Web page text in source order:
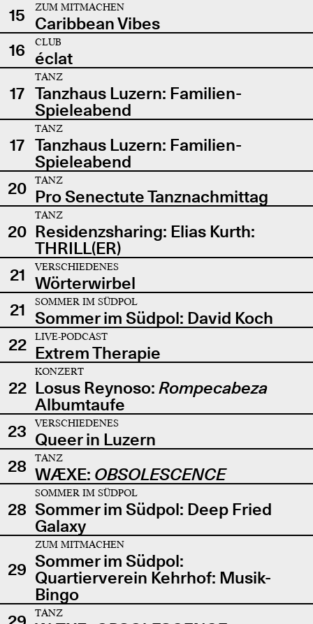
15
ZUM MITMACHEN
Caribbean Vibes
16
CLUB
éclat
17
TANZ
Tanzhaus Luzern: Familien-
Spieleabend
17
TANZ
Tanzhaus Luzern: Familien-
Spieleabend
20
TANZ
Pro Senectute Tanznachmittag
20
TANZ
Residenzsharing: Elias Kurth:
THRILL(ER)
21
VERSCHIEDENES
Wörterwirbel
21
SOMMER IM SÜDPOL
Sommer im Südpol: David Koch
22
LIVE-PODCAST
Extrem Therapie
22
KONZERT
Losus Reynoso: Rompecabeza
Albumtaufe
23
VERSCHIEDENES
Queer in Luzern
28
TANZ
WÆXE: OBSOLESCENCE
28
SOMMER IM SÜDPOL
Sommer im Südpol: Deep Fried
Galaxy
29
ZUM MITMACHEN
Sommer im Südpol:
Quartierverein Kehrhof: Musik-
Bingo
TANZ